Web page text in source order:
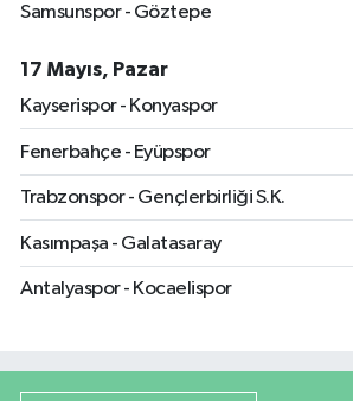
Samsunspor - Göztepe
17 Mayıs, Pazar
Kayserispor - Konyaspor
Fenerbahçe - Eyüpspor
Trabzonspor - Gençlerbirliği S.K.
Kasımpaşa - Galatasaray
Antalyaspor - Kocaelispor